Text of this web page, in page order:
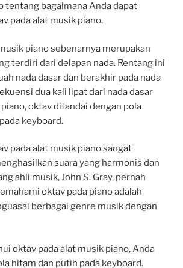
tentang bagaimana Anda dapat
pada alat musik piano.
piano sebenarnya merupakan
terdiri dari delapan nada. Rentang ini
nada dasar dan berakhir pada nada
dua kali lipat dari nada dasar
oktav ditandai dengan pola
keyboard.
pada alat musik piano sangat
suara yang harmonis dan
ahli musik, John S. Gray, pernah
oktav pada piano adalah
berbagai genre musik dengan
oktav pada alat musik piano, Anda
hitam dan putih pada keyboard.